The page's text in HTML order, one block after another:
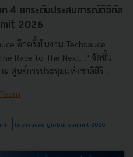
4 ยกระดับประสบการณ์ดิจิทัล
2026
อีกครั้งในงาน Techsauce
Race to The Next…" จัดขึ้น
ศูนย์การประชุมแห่งชาติสิริ...
techsauce-global-summit-2026